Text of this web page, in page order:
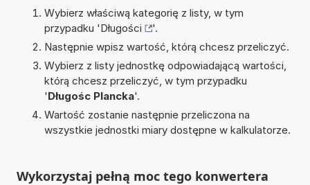
Wybierz właściwą kategorię z listy, w tym
przypadku 'Długości
'.
Następnie wpisz wartość, którą chcesz przeliczyć.
Wybierz z listy jednostkę odpowiadającą wartości,
którą chcesz przeliczyć, w tym przypadku
'Długośc Plancka'.
Wartość zostanie następnie przeliczona na
wszystkie jednostki miary dostępne w kalkulatorze.
Wykorzystaj pełną moc tego konwertera